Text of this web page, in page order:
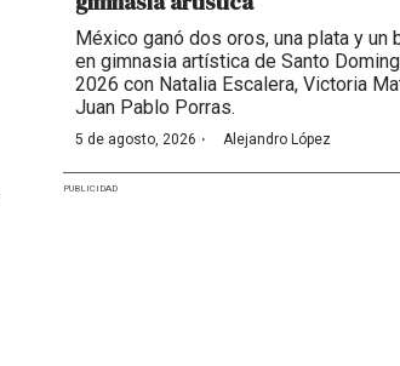
México ganó dos oros, una plata y un
en gimnasia artística de Santo
2026 con Natalia Escalera, Victoria
Juan Pablo Porras.
5 de agosto, 2026 · Alejandro López
PUBLICIDAD